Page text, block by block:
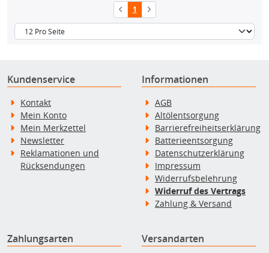
1
Kundenservice
Kontakt
Mein Konto
Mein Merkzettel
Newsletter
Reklamationen und
Rücksendungen
Informationen
AGB
Altölentsorgung
Barrierefreiheitserklärung
Batterieentsorgung
Datenschutzerklärung
Impressum
Widerrufsbelehrung
Widerruf des Vertrags
Zahlung & Versand
Zahlungsarten Versandarten